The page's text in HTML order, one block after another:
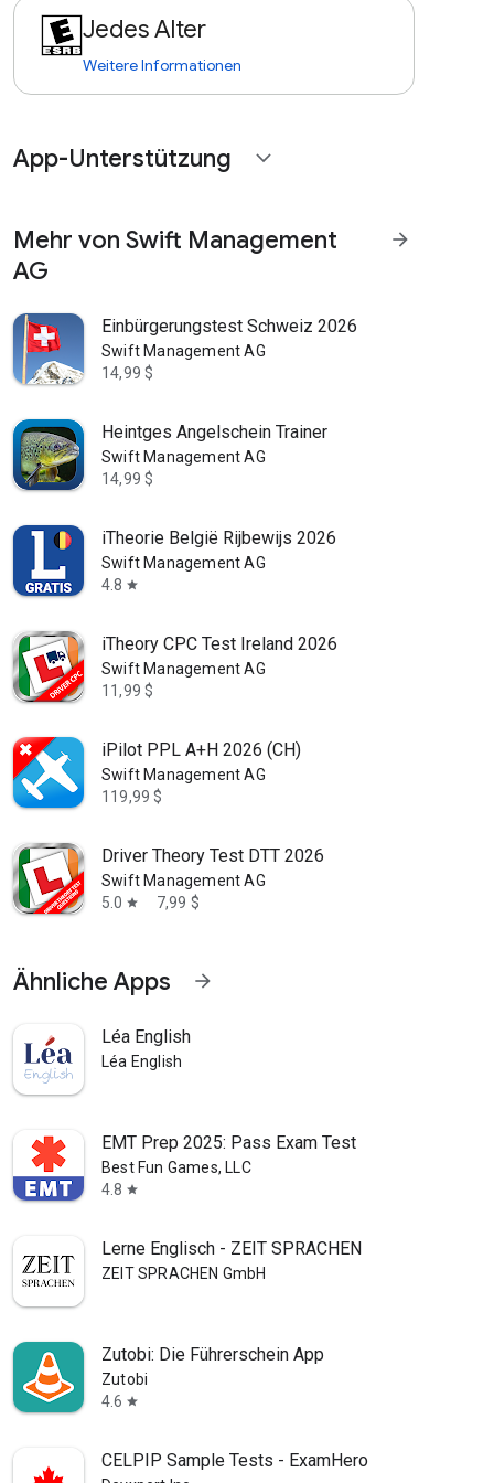
Jedes Alter
Weitere Informationen
App-Unterstützung expand_more
Mehr von Swift Management
AG
arrow_forward
Einbürgerungstest Schweiz 2026
Swift Management AG
14,99 $
Heintges Angelschein Trainer
Swift Management AG
14,99 $
iTheorie België Rijbewijs 2026
Swift Management AG
4.8 star
iTheory CPC Test Ireland 2026
Swift Management AG
11,99 $
iPilot PPL A+H 2026 (CH)
Swift Management AG
119,99 $
Driver Theory Test DTT 2026
Swift Management AG
5.0 star 7,99 $
Ähnliche Apps arrow_forward
Léa English
Léa English
EMT Prep 2025: Pass Exam Test
Best Fun Games, LLC
4.8 star
Lerne Englisch - ZEIT SPRACHEN
ZEIT SPRACHEN GmbH
Zutobi: Die Führerschein App
Zutobi
4.6 star
CELPIP Sample Tests - ExamHero